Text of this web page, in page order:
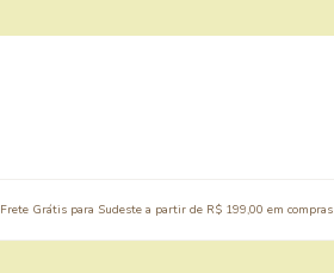
Frete Grátis para Sudeste a partir de R$ 199,00 em compras